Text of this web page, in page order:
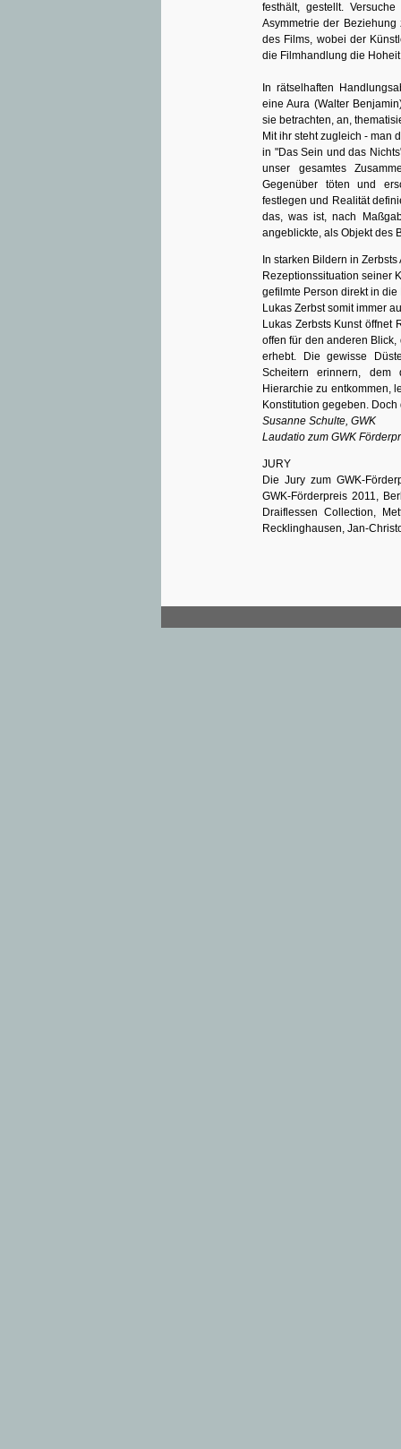
festhält, gestellt.
Asymmetrie der
des Films, wobei der
die Filmhandlung die
In rätselhaften
eine Aura (Walter
sie betrachten, an,
Mit ihr steht zugleich - man
in "Das Sein und das
unser gesamtes
Gegenüber töten und
festlegen und Realität
das, was ist, nach
angeblickte, als Objekt des
In starken Bildern in
Rezeptionssituation seiner
gefilmte Person direkt in
Lukas Zerbst somit immer
Lukas Zerbsts Kunst öffnet
offen für den anderen
erhebt. Die gewisse
Scheitern erinnern, dem
Hierarchie zu entkommen,
Konstitution gegeben.
Susanne Schulte, GWK
Laudatio zum GWK
JURY
Die Jury zum GWK-
GWK-Förderpreis 2011,
Draiflessen Collection,
Recklinghausen, Jan-